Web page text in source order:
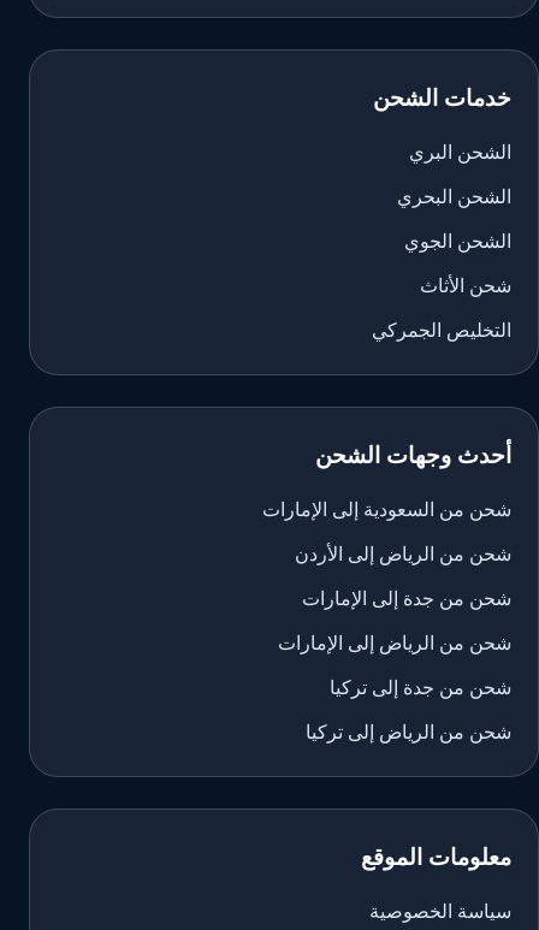
خدمات الشحن
الشحن البري
الشحن البحري
الشحن الجوي
شحن الأثاث
التخليص الجمركي
أحدث وجهات الشحن
شحن من السعودية إلى الإمارات
شحن من الرياض إلى الأردن
شحن من جدة إلى الإمارات
شحن من الرياض إلى الإمارات
شحن من جدة إلى تركيا
شحن من الرياض إلى تركيا
معلومات الموقع
سياسة الخصوصية